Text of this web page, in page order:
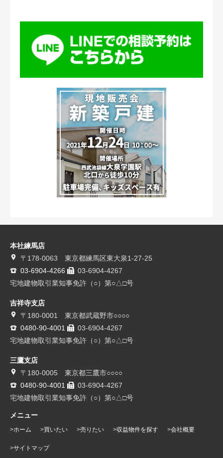
本社練馬店
〒178-0063 東京都練馬区東大泉1-27-25
03-6904-4266
03-6904-4267
宅地建物取引業知事免許（○）第○△□号
吉祥寺支店
〒180-0001 東京都武蔵野市○○○○
0480-90-4001
03-6904-4267
宅地建物取引業知事免許（○）第○△□号
三鷹支店
〒180-0005 東京都三鷹市○○○○
0480-90-4001
03-6904-4267
宅地建物取引業知事免許（○）第○△□号
メニュー
ホーム 買いたい 売りたい 収益物件を探す 会社概要
サイトマップ